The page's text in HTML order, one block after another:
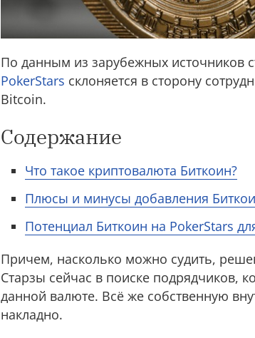
По данным из зарубежных источников
PokerStars склоняется в сторону
Bitcoin.
Содержание
Что такое криптовалюта Биткоин?
Плюсы и минусы добавления
Потенциал Биткоин на PokerStars
Причем, насколько можно судить,
Старзы сейчас в поиске подрядчиков,
данной валюте. Всё же собственную
накладно.